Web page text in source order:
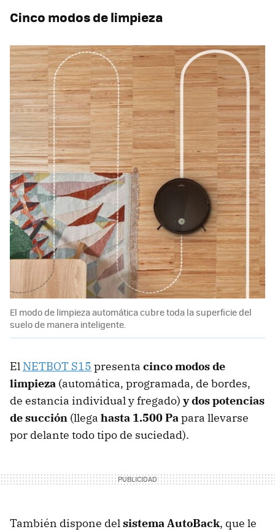
Cinco modos de limpieza
El modo de limpieza automática cubre toda la superficie del
suelo de manera inteligente.
El NETBOT S15 presenta cinco modos de
limpieza (automática, programada, de bordes,
de estancia individual y fregado) y dos potencias
de succión (llega hasta 1.500 Papara llevarse
por delante todo tipo de suciedad).
También dispone delsistema AutoBack, que le